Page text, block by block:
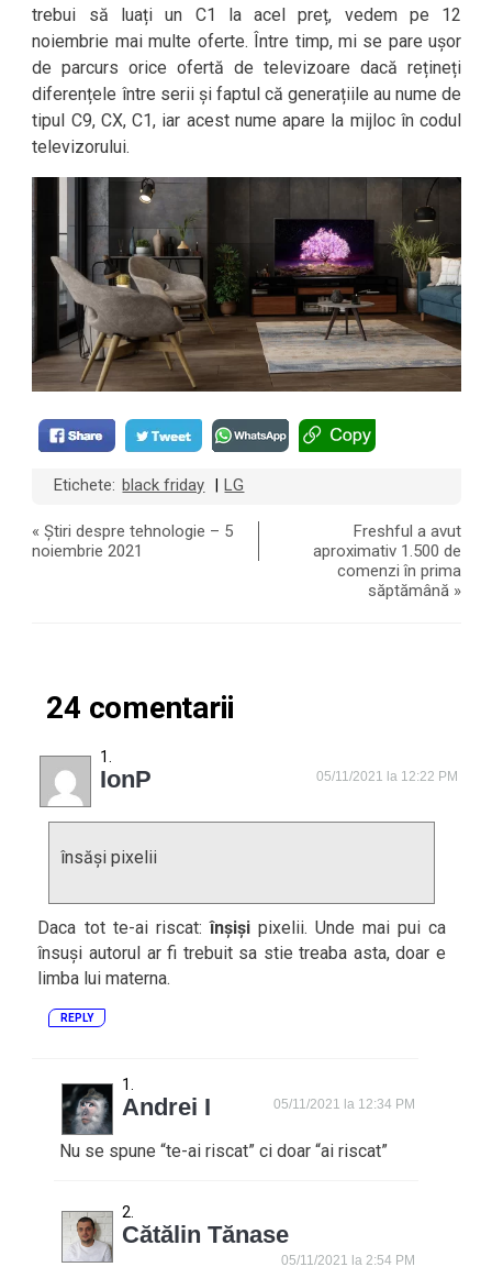
trebui să luați un C1 la acel preț, vedem pe 12
noiembrie mai multe oferte. Între timp, mi se pare ușor
de parcurs orice ofertă de televizoare dacă rețineți
diferențele între serii și faptul că generațiile au nume de
tipul C9, CX, C1, iar acest nume apare la mijloc în codul
televizorului.
Etichete: black friday LG
«Știri despre tehnologie – 5
noiembrie 2021
Freshful a avut
aproximativ 1.500 de
comenzi în prima
săptămână »
24 comentarii
IonP 05/11/2021 la 12:22 PM
însăși pixelii
Daca tot te-ai riscat:înșișipixelii. Unde mai pui ca
însuși autorul ar fi trebuit sa stie treaba asta, doar e
limba lui materna.
REPLY
Andrei I 05/11/2021 la 12:34 PM
Nu se spune “te-ai riscat” ci doar “ai riscat”
Cătălin Tănase
05/11/2021 la 2:54 PM